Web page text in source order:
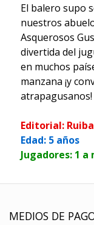
El balero supo
nuestros
Asquerosos
divertida del
en muchos
manzana ¡y
atrapagusanos!
Editorial:
Edad: 5 años
Jugadores: 1 a
MEDIOS DE